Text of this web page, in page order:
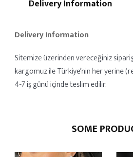
Delivery Information
Delivery Information
Sitemize üzerinden vereceğiniz
kargomuz ile Türkiye’nin her yerine
4-7 iş günü içinde teslim edilir.
SOME